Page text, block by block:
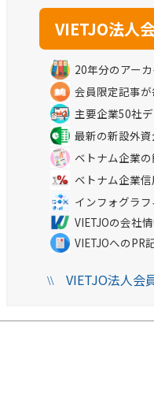
20年分のアー
会員限定記事
主要企業50社
最新の新設外
ベトナム企業
ベトナム企業
インフォグラ
VIETJOの会社
VIETJOへのPR
\\VIETJO法人会